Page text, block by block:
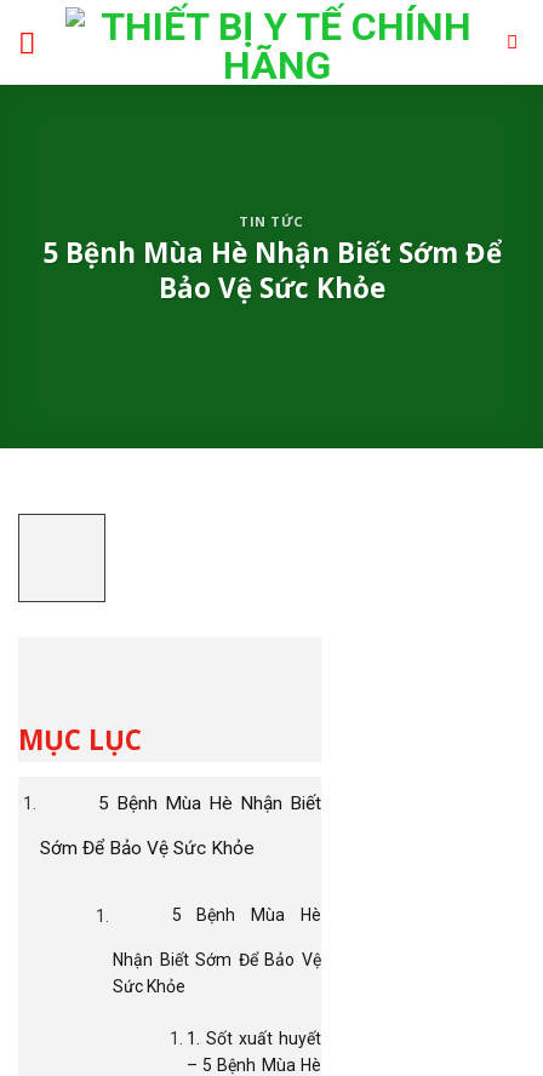
TIN TỨC
5 Bệnh Mùa Hè Nhận Biết Sớm Để
Bảo Vệ Sức Khỏe
MỤC LỤC
5 Bệnh Mùa Hè Nhận Biết
Sớm Để Bảo Vệ Sức Khỏe
5 Bệnh Mùa Hè
Nhận Biết Sớm Để Bảo Vệ
Sức Khỏe
1. Sốt xuất huyết
– 5 Bệnh Mùa Hè